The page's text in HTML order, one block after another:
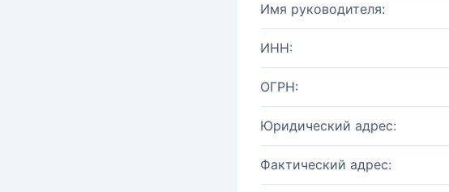
Имя руководителя:
ИНН:
ОГРН:
Юридический адрес:
Фактический адрес: